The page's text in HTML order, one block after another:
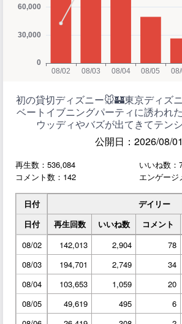
初の貸切ディズニー🐭🏰東京ディズ
ベートイブニングパーティに誘われ
ウッディやバズが出てきてテン
公開日：2026/08/01
再生数：536,084
いいね数：
コメント数：142
エンゲージ
日付
デイリー
日付
再生回数 いいね数 コメント
08/02
142,013 2,904 78
08/03
194,701 2,749 34
08/04
103,653 1,059 20
08/05
49,619 495 6